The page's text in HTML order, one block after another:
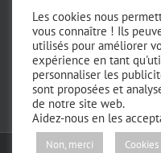
Les cookies nous
vous connaître ! Ils
utilisés pour améliorer
expérience en tant
personnaliser les
sont proposées et
de notre site web.
Aidez-nous en les
Non, merci Cookies